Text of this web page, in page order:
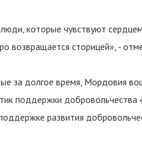
которые чувствуют
возвращается сторицей», -
за долгое время, Мордовия
поддержки
развития